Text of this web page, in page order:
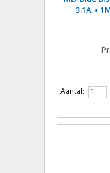
3.1A +
Aantal: